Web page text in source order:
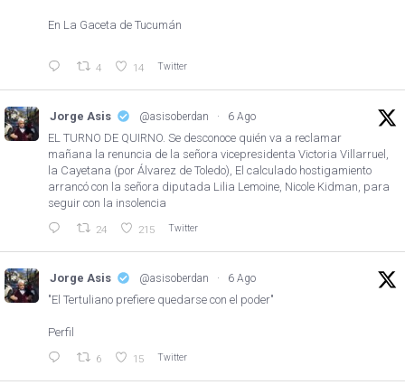
En La Gaceta de Tucumán
4 14 Twitter
Jorge Asis @asisoberdan · 6 Ago
EL TURNO DE QUIRNO. Se desconoce quién va a reclamar
mañana la renuncia de la señora vicepresidenta Victoria Villarruel,
la Cayetana (por Álvarez de Toledo), El calculado hostigamiento
arrancó con la señora diputada Lilia Lemoine, Nicole Kidman, para
seguir con la insolencia
24 215 Twitter
Jorge Asis @asisoberdan · 6 Ago
"El Tertuliano prefiere quedarse con el poder"
Perfil
6 15 Twitter